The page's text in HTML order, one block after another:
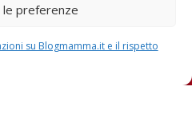
le preferenze
su Blogmamma.it e il rispetto
gravidanza